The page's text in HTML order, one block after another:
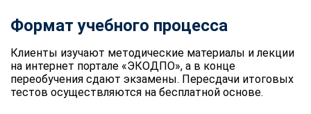
Формат учебного процесса
Клиенты изучают методические материалы и лекции
на интернет портале «ЭКОДПО», а в конце
переобучения сдают экзамены. Пересдачи итоговых
тестов осуществляются на бесплатной основе.